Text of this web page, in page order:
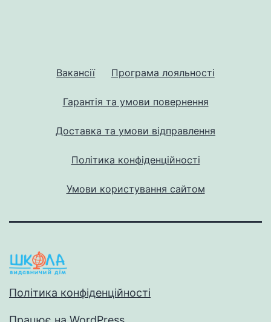
Вакансії Програма лояльності
Гарантія та умови повернення
Доставка та умови відправлення
Політика конфіденційності
Умови користування сайтом
Політика конфіденційності